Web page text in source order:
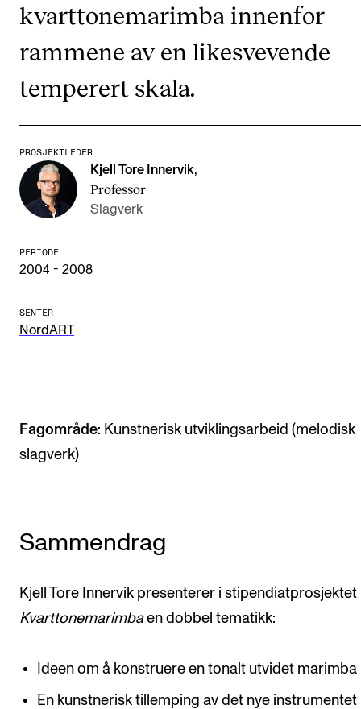
CREMAH
Publikasjoner
INTERNASJONALT
Utveksling
Internasjonal strategi
Nettverk
Finn ansatte
For ansatte og studenter
kvarttonemarimba innenfor
rammene av en likesvevende
temperert skala.
PROSJEKTLEDER
Kjell Tore Innervik,
Professor
Slagverk
PERIODE
2004 - 2008
SENTER
NordART
Fagområde: Kunstnerisk utviklingsarbeid (melodisk
slagverk)
Sammendrag
Kjell Tore Innervik presenterer i stipendiatprosjektet
Kvarttonemarimbaen dobbel tematikk:
Ideen om å konstruere en tonalt utvidet marimba
En kunstnerisk tillemping av det nye instrumentet